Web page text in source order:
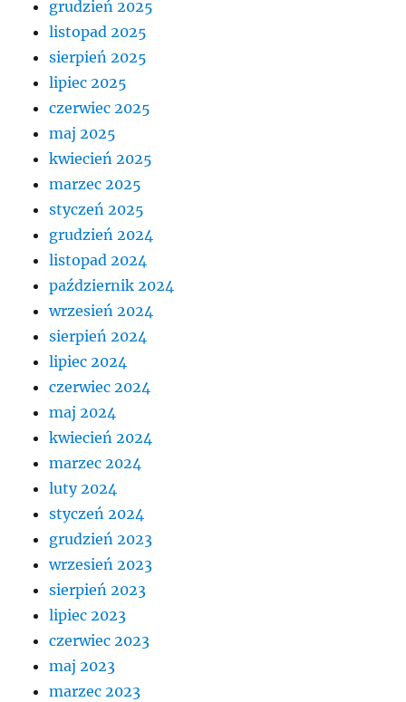
grudzień 2025
listopad 2025
sierpień 2025
lipiec 2025
czerwiec 2025
maj 2025
kwiecień 2025
marzec 2025
styczeń 2025
grudzień 2024
listopad 2024
październik 2024
wrzesień 2024
sierpień 2024
lipiec 2024
czerwiec 2024
maj 2024
kwiecień 2024
marzec 2024
luty 2024
styczeń 2024
grudzień 2023
wrzesień 2023
sierpień 2023
lipiec 2023
czerwiec 2023
maj 2023
marzec 2023